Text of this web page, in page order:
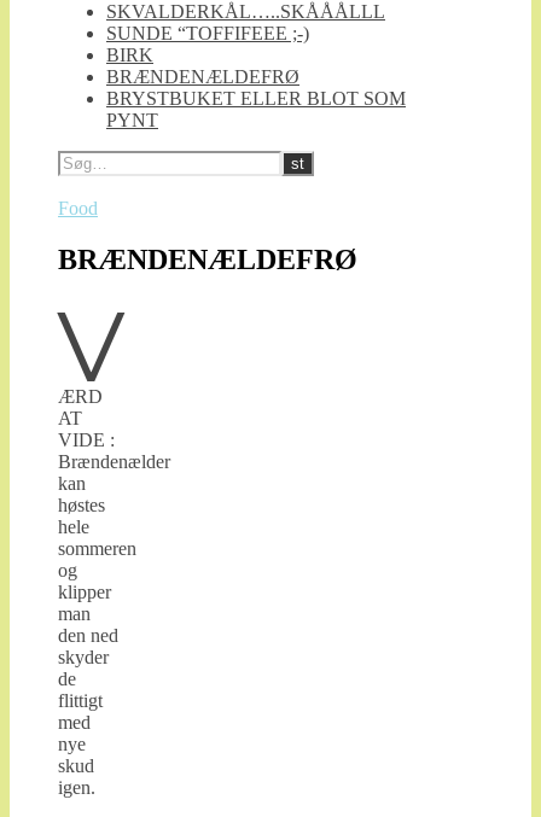
SKVALDERKÅL…..SKÅÅÅLLL
SUNDE “TOFFIFEEE ;-)
BIRK
BRÆNDENÆLDEFRØ
BRYSTBUKET ELLER BLOT SOM
PYNT
Food
BRÆNDENÆLDEFRØ
V
ÆRD
AT
VIDE :
Brændenælder
kan
høstes
hele
sommeren
og
klipper
man
den ned
skyder
de
flittigt
med
nye
skud
igen.